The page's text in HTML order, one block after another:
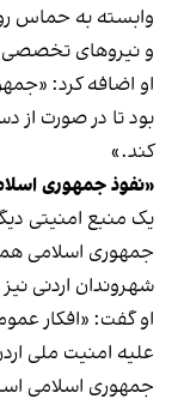
وابسته به حماس
و نیروهای تخصصی
او اضافه کرد:
بود تا در صورت از
کند.»
«نفوذ جمهوری
یک منبع امنیتی
جمهوری اسلامی
شهروندان اردنی
او گفت: «افکار
جمهوری اسلامی